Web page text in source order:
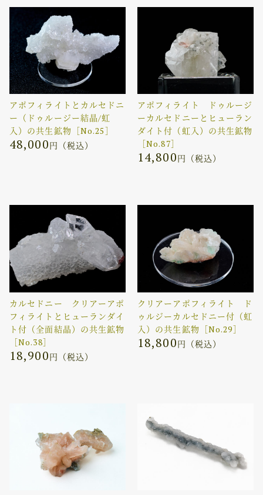
アポフィライトとカルセドニ
ー（ドゥルージー結晶/虹
入）の共生鉱物［No.25］
48,000円（税込）
アポフィライト ドゥルージ
ーカルセドニーとヒューラン
ダイト付（虹入）の共生鉱物
［No.87］
14,800円（税込）
カルセドニー クリアーアポ
フィライトとヒューランダイ
ト付（全面結晶）の共生鉱物
［No.38］
18,900円（税込）
クリアーアポフィライト ド
ゥルジーカルセドニー付（虹
入）の共生鉱物［No.29］
18,800円（税込）